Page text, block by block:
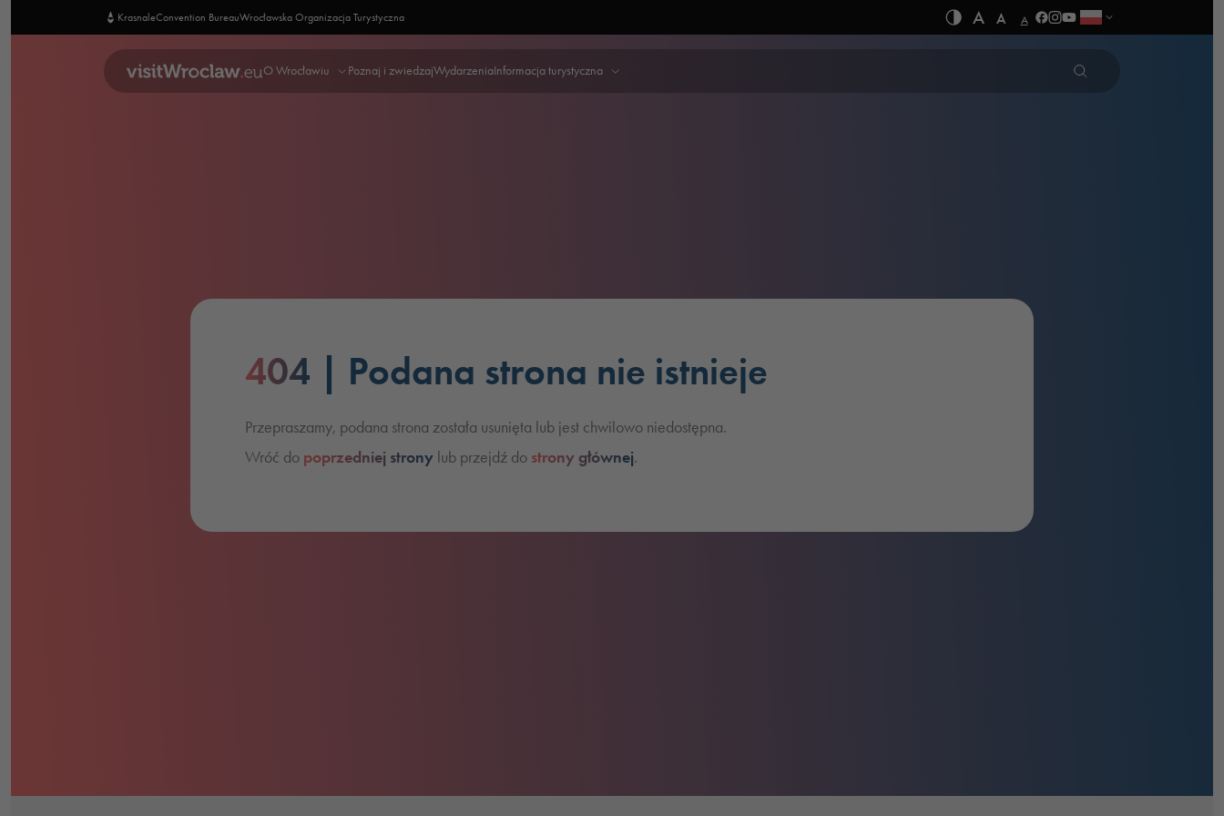
KrasnaleConvention BureauWrocławska Organizacja Turystyczna A A A
O Wrocławiu Poznaj i zwiedzajWydarzeniaInformacja turystyczna
404 | Podana strona nie istnieje
Przepraszamy, podana strona została usunięta lub jest chwilowo niedostępna.
Wróć do poprzedniej strony lub przejdź do strony głównej.